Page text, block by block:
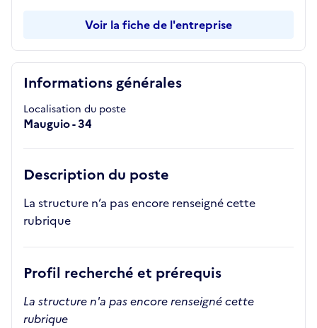
Informations générales
Localisation du poste
Mauguio - 34
Description du poste
La structure n’a pas encore renseigné cette
rubrique
Profil recherché et prérequis
La structure n'a pas encore renseigné cette
rubrique
Voir la fiche de l'entreprise